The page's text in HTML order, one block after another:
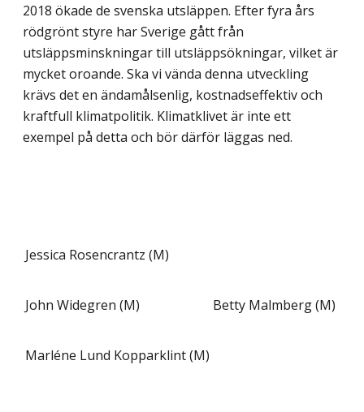
2018 ökade de svenska utsläppen. Efter fyra års
rödgrönt styre har Sverige gått från
utsläppsminskningar till utsläppsökningar, vilket är
mycket oroande. Ska vi vända denna utveckling
krävs det en ändamålsenlig, kostnadseffektiv och
kraftfull klimatpolitik. Klimatklivet är inte ett
exempel på detta och bör därför läggas ned.
Jessica Rosencrantz (M)
John Widegren (M) Betty Malmberg (M)
Marléne Lund Kopparklint (M)